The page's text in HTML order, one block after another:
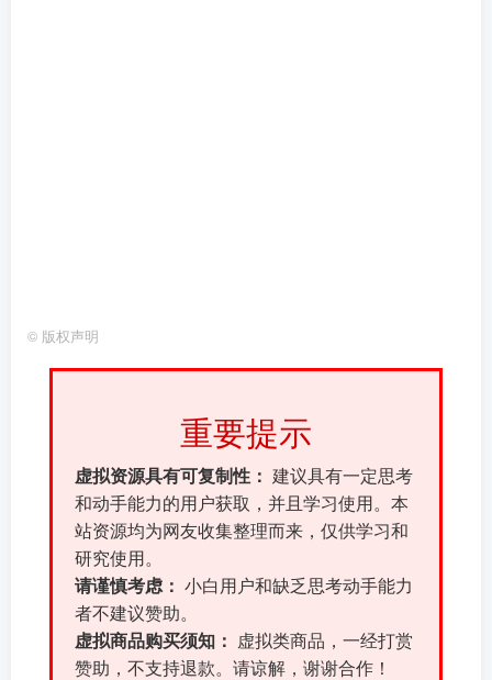
© 版权声明
重要提示
虚拟资源具有可复制性： 建议具有一定思考
和动手能力的用户获取，并且学习使用。本
站资源均为网友收集整理而来，仅供学习和
研究使用。
请谨慎考虑： 小白用户和缺乏思考动手能力
者不建议赞助。
虚拟商品购买须知：
虚拟类商品，一经打赏
赞助，不支持退款。请谅解，谢谢合作！